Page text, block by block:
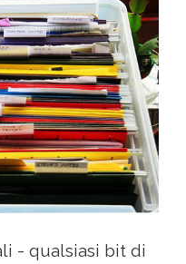
- qualsiasi bit di